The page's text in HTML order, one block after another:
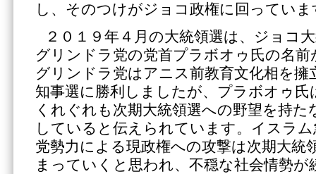
し、そのつけがジョコ政権に回っていま
２０１９年４月の大統領選は、ジョコ
グリンドラ党の党首プラボオゥ氏の名
グリンドラ党はアニス前教育文化相を
知事選に勝利しましたが、プラボオゥ
くれぐれも次期大統領選への野望を持
していると伝えられています。イスラ
党勢力による現政権への攻撃は次期大統
まっていくと思われ、不穏な社会情勢が